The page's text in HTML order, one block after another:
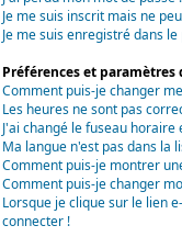
Je me suis inscrit mais ne
Je me suis enregistré dans
Préférences et
Comment puis-je changer
Les heures ne sont pas
J'ai changé le fuseau
Ma langue n'est pas dans la
Comment puis-je montrer
Comment puis-je changer
Lorsque je clique sur le lien
connecter !